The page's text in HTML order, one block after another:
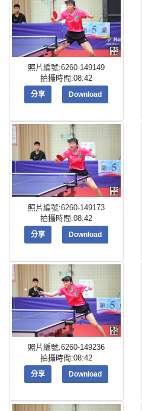
照片編號:6260-149149
拍攝時間:08:42
分享 Download
照片編號:6260-149173
拍攝時間:08:42
分享 Download
照片編號:6260-149236
拍攝時間:08:42
分享 Download